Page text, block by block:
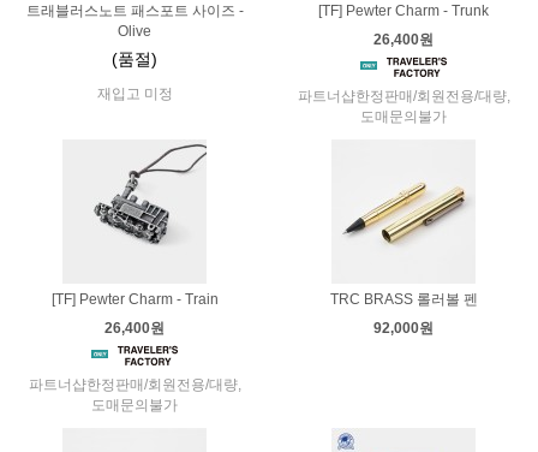
트래블러스노트 패스포트 사이즈 -
Olive
(품절)
재입고 미정
[TF] Pewter Charm - Trunk
26,400원
파트너샵한정판매/회원전용/대량,
도매문의불가
[TF] Pewter Charm - Train
26,400원
파트너샵한정판매/회원전용/대량,
도매문의불가
TRC BRASS 롤러볼 펜
92,000원